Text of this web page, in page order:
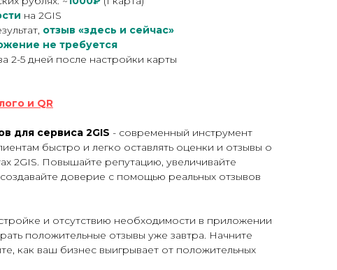
на 2GIS
отзыв «здесь и сейчас»
не требуется
2-5 дней после настройки карты
и QR
для сервиса 2GIS - современный инструмент
быстро и легко оставлять оценки и отзывы о
2GIS. Повышайте репутацию, увеличивайте
доверие с помощью реальных отзывов
и отсутствию необходимости в приложении
положительные отзывы уже завтра. Начните
как ваш бизнес выигрывает от положительных